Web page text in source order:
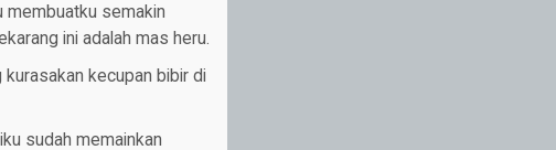
membuatku semakin
ini adalah mas heru.
kurasakan kecupan bibir di
sudah memainkan